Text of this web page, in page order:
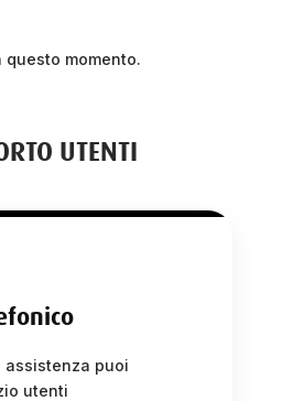
momento.
UTENTI
assistenza puoi
utenti